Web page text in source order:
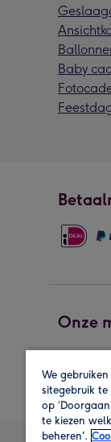
Baby
Onze
We
sitegebruik
op
te kiezen
beheren'.